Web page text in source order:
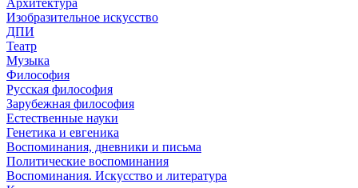
Архитектура
Изобразительное искусство
ДПИ
Театр
Музыка
Философия
Русская философия
Зарубежная философия
Естественные науки
Генетика и евгеника
Воспоминания, дневники и письма
Политические воспоминания
Воспоминания. Искусство и литература